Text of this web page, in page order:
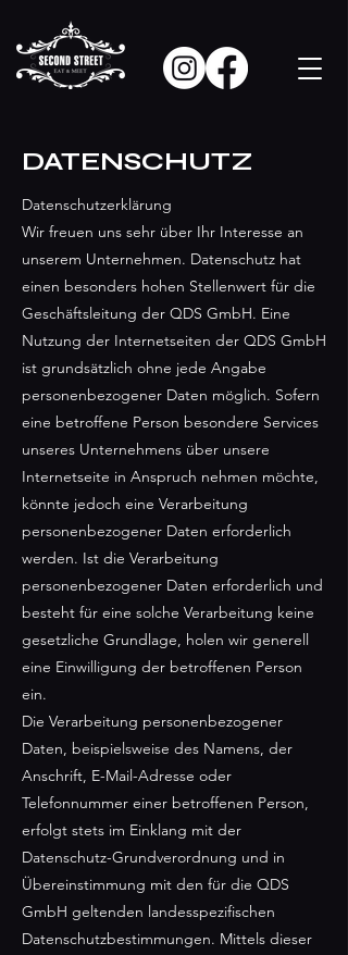
DATENSCHUTZ
Datenschutzerklärung
Wir freuen uns sehr über Ihr Interesse an
unserem Unternehmen. Datenschutz hat
einen besonders hohen Stellenwert für die
Geschäftsleitung der QDS GmbH. Eine
Nutzung der Internetseiten der QDS GmbH
ist grundsätzlich ohne jede Angabe
personenbezogener Daten möglich. Sofern
eine betroffene Person besondere Services
unseres Unternehmens über unsere
Internetseite in Anspruch nehmen möchte,
könnte jedoch eine Verarbeitung
personenbezogener Daten erforderlich
werden. Ist die Verarbeitung
personenbezogener Daten erforderlich und
besteht für eine solche Verarbeitung keine
gesetzliche Grundlage, holen wir generell
eine Einwilligung der betroffenen Person
ein.
Die Verarbeitung personenbezogener
Daten, beispielsweise des Namens, der
Anschrift, E-Mail-Adresse oder
Telefonnummer einer betroffenen Person,
erfolgt stets im Einklang mit der
Datenschutz-Grundverordnung und in
Übereinstimmung mit den für die QDS
GmbH geltenden landesspezifischen
Datenschutzbestimmungen. Mittels dieser